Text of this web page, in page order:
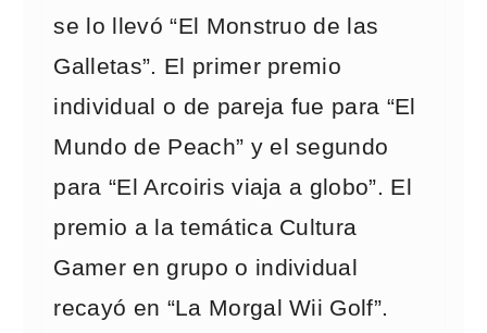
se lo llevó “El Monstruo de las
Galletas”. El primer premio
individual o de pareja fue para “El
Mundo de Peach” y el segundo
para “El Arcoiris viaja a globo”. El
premio a la temática Cultura
Gamer en grupo o individual
recayó en “La Morgal Wii Golf”.